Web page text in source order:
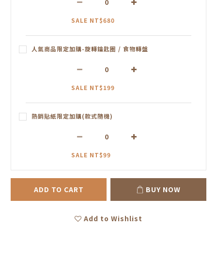
SALE NT$680
人氣商品限定加購-旋轉鑰匙圈 / 食物轉盤
SALE NT$199
熱銷貼紙限定加購(款式隨機)
SALE NT$99
ADD TO CART BUY NOW
Add to Wishlist